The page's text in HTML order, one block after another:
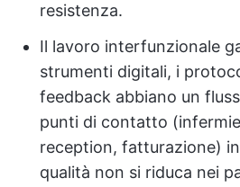
resistenza.
Il lavoro interfunzionale
strumenti digitali, i
feedback abbiano un
punti di contatto
reception, fatturazione)
qualità non si riduca nei